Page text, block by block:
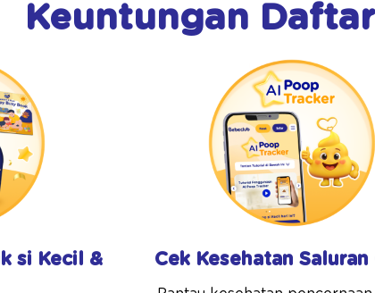
Keuntungan
si Kecil &
Cek Kesehatan Saluran